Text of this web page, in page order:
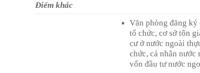
Điểm khác
Văn phòng đăng
tổ chức, cơ sở tôn
cư ở nước ngoài
chức, cá nhân nước
vốn đầu tư nước